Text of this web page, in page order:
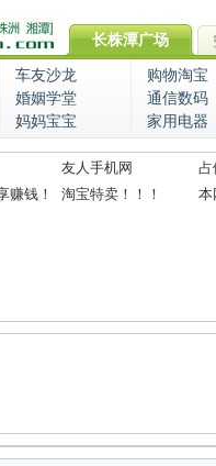
长株潭广场
车友沙龙
购物淘宝
婚姻学堂
通信数码
妈妈宝宝 家用电器
友人手机网
占
赚钱！
淘宝特卖！！！ 本